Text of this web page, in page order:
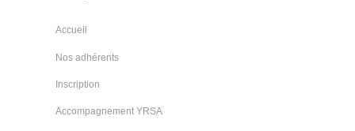
Accueil
Nos adhérents
Inscription
Accompagnement YRSA